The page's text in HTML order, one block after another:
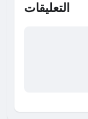
التعليقات